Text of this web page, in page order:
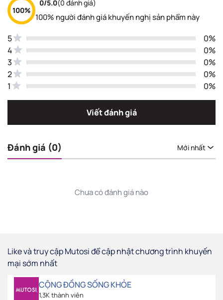
100%
0/5.0(0 đánh giá)
100% người đánh giá khuyến nghị sản phẩm này
5
0%
4
0%
3
0%
2
0%
1
0%
Viết đánh giá
Đánh giá (0) Mới nhất
Chưa có đánh giá nào
Like và truy cập Mutosi để cập nhật chương trình khuyến
mại sớm nhất
CỘNG ĐỒNG SỐNG KHỎE
1,3K thành viên